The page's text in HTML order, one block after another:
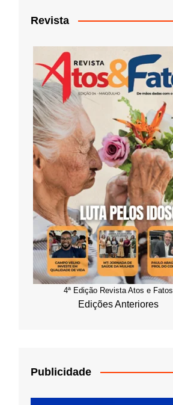
Revista
4ª Edição Revista Atos e Fatos
Edições Anteriores
Publicidade